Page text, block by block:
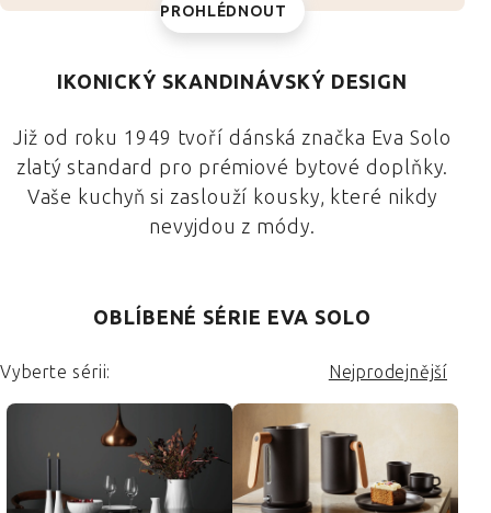
PROHLÉDNOUT
IKONICKÝ SKANDINÁVSKÝ DESIGN
Již od roku 1949 tvoří dánská značka Eva Solo
zlatý standard pro prémiové bytové doplňky.
Vaše kuchyň si zaslouží kousky, které nikdy
nevyjdou z módy.
OBLÍBENÉ SÉRIE EVA SOLO
Vyberte sérii: Nejprodejnější